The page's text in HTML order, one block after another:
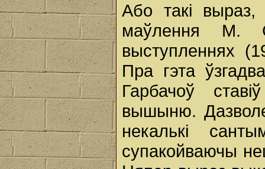
Або такі
маўлення М.
выступленнях
Пра гэта
Гарбачоў
вышыню.
некалькі
супакойваючы